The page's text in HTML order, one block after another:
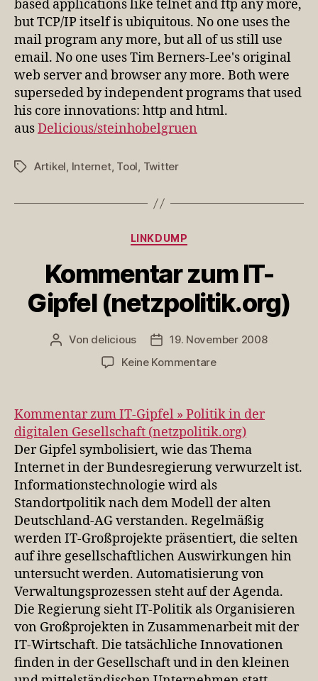
based applications like telnet and ftp any more,
but TCP/IP itself is ubiquitous. No one uses the
mail program any more, but all of us still use
email. No one uses Tim Berners-Lee's original
web server and browser any more. Both were
superseded by independent programs that used
his core innovations: http and html.
ausDelicious/steinhobelgruen
Schlagwörter
Artikel, Internet, Tool, Twitter
Kategorien
LINKDUMP
Kommentar zum IT-
Gipfel (netzpolitik.org)
Beitragsautor
Von delicious Veröffentlichungsdatum
19. November 2008
Keine Kommentarezu
IT-
Gipfel
(netzpolitik.org)
Kommentar zum IT-Gipfel » Politik in der
digitalen Gesellschaft (netzpolitik.org)
Der Gipfel symbolisiert, wie das Thema
Internet in der Bundesregierung verwurzelt ist.
Informationstechnologie wird als
Standortpolitik nach dem Modell der alten
Deutschland-AG verstanden. Regelmäßig
werden IT-Großprojekte präsentiert, die selten
auf ihre gesellschaftlichen Auswirkungen hin
untersucht werden. Automatisierung von
Verwaltungsprozessen steht auf der Agenda.
Die Regierung sieht IT-Politik als Organisieren
von Großprojekten in Zusammenarbeit mit der
IT-Wirtschaft. Die tatsächliche Innovationen
finden in der Gesellschaft und in den kleinen